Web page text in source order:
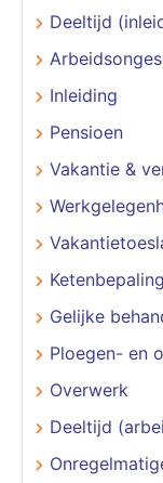
Deeltijd
Inleiding
Pensioen
Vakantie &
Gelijke
Ploegen- en
Overwerk
Deeltijd